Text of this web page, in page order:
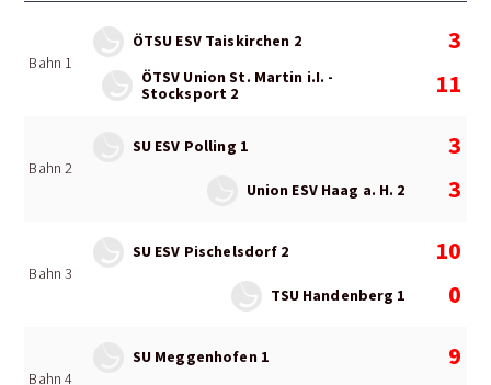
Bahn 1
ÖTSU ESV Taiskirchen 2
3
11
ÖTSV Union St. Martin i.I. -
Stocksport 2
Bahn 2
SU ESV Polling 1
3
3
Union ESV Haag a. H. 2
Bahn 3
SU ESV Pischelsdorf 2
10
0
TSU Handenberg 1
Bahn 4
SU Meggenhofen 1
9